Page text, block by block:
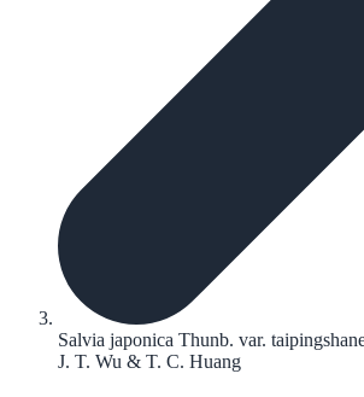
Salvia japonica Thunb. var.
J. T. Wu & T. C. Huang